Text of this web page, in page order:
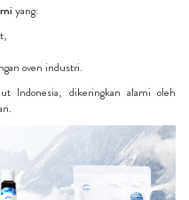
yang:
oven industri.
Indonesia, dikeringkan alami oleh